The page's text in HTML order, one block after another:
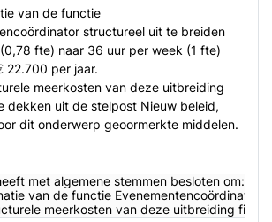
van de functie
structureel uit te breiden
fte) naar 36 uur per week (1 fte)
22.700 per jaar.
meerkosten van deze uitbreiding
dekken uit de stelpost Nieuw beleid,
dit onderwerp geoormerkte middelen.
met algemene stemmen besloten om:
van de functie
meerkosten van deze uitbreiding